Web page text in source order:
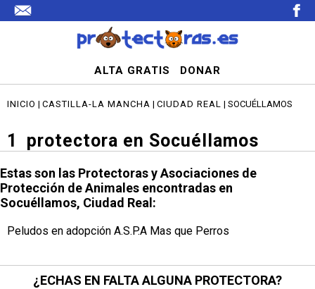
ALTA GRATIS DONAR
INICIO | CASTILLA-LA MANCHA | CIUDAD REAL | SOCUÉLLAMOS
1 protectora en Socuéllamos
Estas son las Protectoras y Asociaciones de
Protección de Animales encontradas en
Socuéllamos, Ciudad Real:
Peludos en adopción A.S.P.A Mas que Perros
¿ECHAS EN FALTA ALGUNA PROTECTORA?